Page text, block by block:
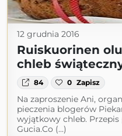
12 grudnia 2016
Ruiskuorinen
chleb
84 0 Zapisz
Na zaproszenie Ani,
pieczenia blogerów
wyjątkowy chleb.
Gucia.Co (...)